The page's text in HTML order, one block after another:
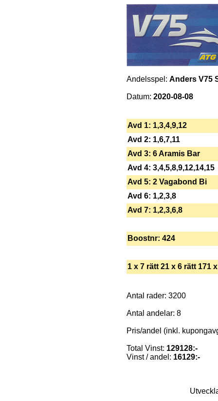
Andelsspel: Anders V75
Datum: 2020-08-08
Avd 1: 1,3,4,9,12
Avd 2: 1,6,7,11
Avd 3: 6 Aramis Bar
Avd 4: 3,4,5,8,9,12,14,15
Avd 5: 2 Vagabond Bi
Avd 6: 1,2,3,8
Avd 7: 1,2,3,6,8
Boostnr: 424
1 x 7 rätt 21 x 6 rätt 171
Antal rader: 3200
Antal andelar: 8
Pris/andel (inkl.
Total Vinst: 129128:-
Vinst / andel: 16129:-